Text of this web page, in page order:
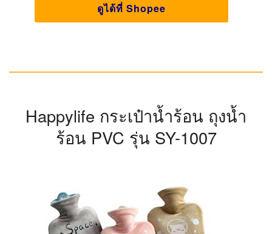
ดูได้ที่ Shopee
Happylife กระเป๋าน้ำร้อน ถุงน้ำ
ร้อน PVC รุ่น SY-1007